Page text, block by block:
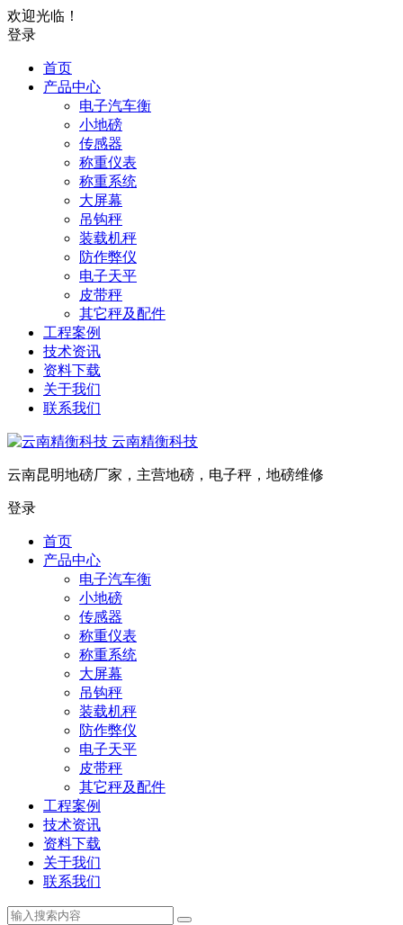
欢迎光临！
登录
首页
产品中心
电子汽车衡
小地磅
传感器
称重仪表
称重系统
大屏幕
吊钩秤
装载机秤
防作弊仪
电子天平
皮带秤
其它秤及配件
工程案例
技术资讯
资料下载
关于我们
联系我们
云南精衡科技
云南昆明地磅厂家，主营地磅，电子秤，地磅维修
登录
首页
产品中心
电子汽车衡
小地磅
传感器
称重仪表
称重系统
大屏幕
吊钩秤
装载机秤
防作弊仪
电子天平
皮带秤
其它秤及配件
工程案例
技术资讯
资料下载
关于我们
联系我们